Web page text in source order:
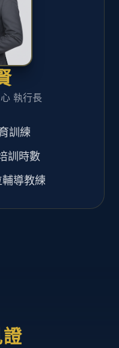
執行長
訓練
訓時數
導教練